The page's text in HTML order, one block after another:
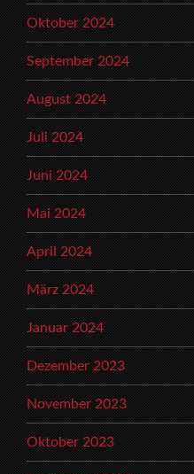
Oktober 2024
September 2024
August 2024
Juli 2024
Juni 2024
Mai 2024
April 2024
März 2024
Januar 2024
Dezember 2023
November 2023
Oktober 2023